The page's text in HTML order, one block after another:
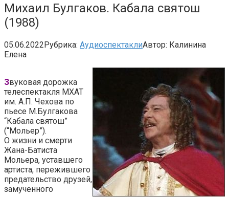
Михаил Булгаков. Кабала святош
(1988)
05.06.2022Рубрика: АудиоспектаклиАвтор: Калинина
Елена
Звуковая дорожка
телеспектакля МХАТ
им. А.П. Чехова по
пьесе М.Булгакова
“Кабала святош”
(“Мольер”).
О жизни и смерти
Жана-Батиста
Мольера, уставшего
артиста, пережившего
предательство друзей,
замученного